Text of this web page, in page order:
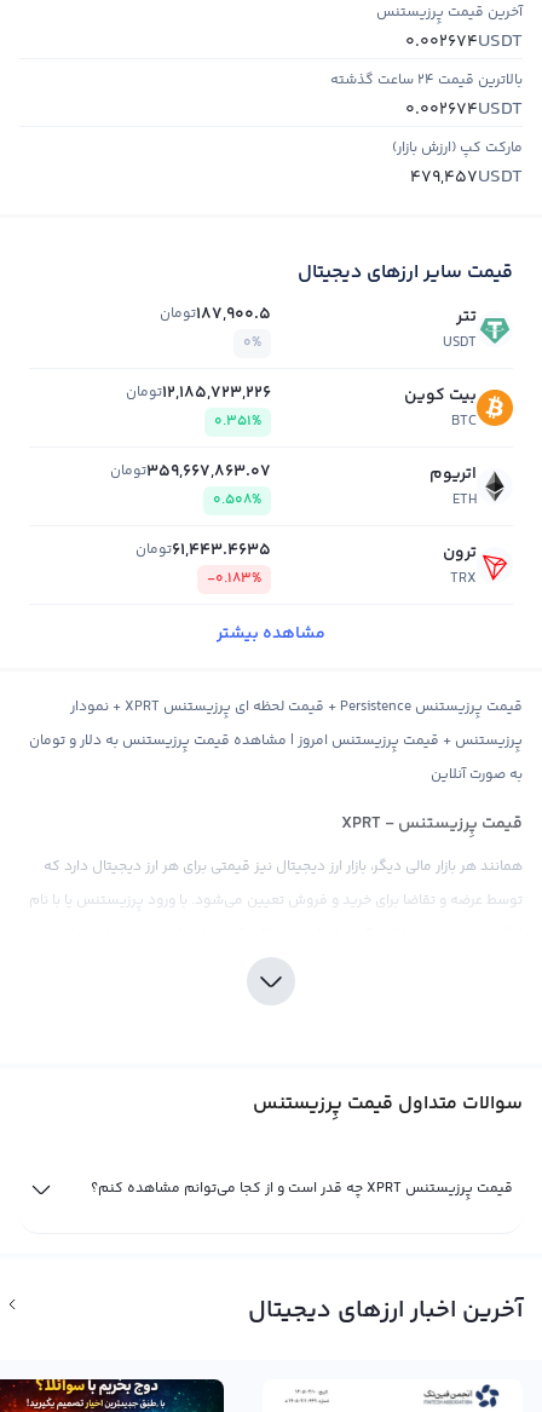
آخرین قیمت پِرزیستنس
USDT
0.002674
بالاترین قیمت ۲۴ ساعت گذشته
USDT
0.002674
مارکت کپ (ارزش بازار)
USDT
479,457
قیمت سایر ارزهای دیجیتال
تتر
USDT
187,900.5تومان
0%
بیت کوین
BTC
12,185,723,226تومان
0.351%
اتریوم
ETH
359,667,863.07تومان
0.508%
ترون
TRX
61,443.4635تومان
-0.183%
مشاهده بیشتر
قیمت پِرزیستنس Persistence + قیمت لحظه ای پِرزیستنس XPRT + نمودار
پِرزیستنس + قیمت پِرزیستنس امروز | مشاهده قیمت پِرزیستنس به دلار و تومان
به صورت آنلاین
قیمت پِرزیستنس - XPRT
همانند هر بازار مالی دیگر، بازار ارز دیجیتال نیز قیمتی برای هر ارز دیجیتال دارد که
توسط عرضه و تقاضا برای خرید و فروش تعیین می‌شود. با ورود پِرزیستنس یا با نام
بازارهای مالی به روز شده است. هر رویداد و اخباری که در صنعت ارز دیجیتال اتفاق
بیفتد، تاثیری در قیمت پِرزیستنس خواهد داشت و نمودار قیمت لحظه ای آن را تحت
ارزهای دیجیتال دیگر نشان داد. با ورود پِرزیستنس به بازار ارز دیجیتال، قیمت آن در
تتر که یک استیبل کوین است، محاسبه و نمایش داده می‌شود. قیمت خرید تتر برابر
مهمترین ارزهای دیجیتال در بازار ارز دیجیتال است که هر روز آن را به محبوبیت تر
قیمت لحظه ای پِرزیستنس
سوالات متداول قیمت پِرزیستنس
قیمت پِرزیستنس XPRT چه قدر است و از کجا می‌توانم مشاهده کنم؟
آخرین اخبار ارزهای دیجیتال